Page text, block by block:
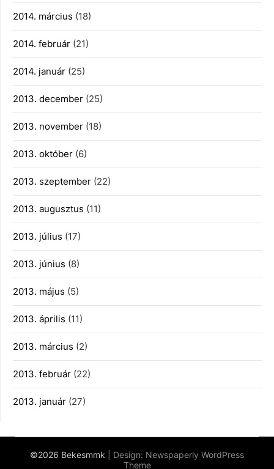
2014. március (18)
2014. február (21)
2014. január (25)
2013. december (25)
2013. november (18)
2013. október (6)
2013. szeptember (22)
2013. augusztus (11)
2013. július (17)
2013. június (8)
2013. május (5)
2013. április (11)
2013. március (2)
2013. február (22)
2013. január (27)
©2026 Bekesmmk | Design: Newspaperly WordPress
Theme